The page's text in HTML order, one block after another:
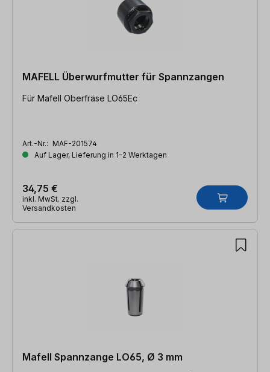
MAFELL Überwurfmutter für Spannzangen
Für Mafell Oberfräse LO65Ec
Art.-Nr.: MAF-201574
Auf Lager, Lieferung in 1-2 Werktagen
34,75 €
inkl. MwSt. zzgl.
Versandkosten
Mafell Spannzange LO65, Ø 3 mm